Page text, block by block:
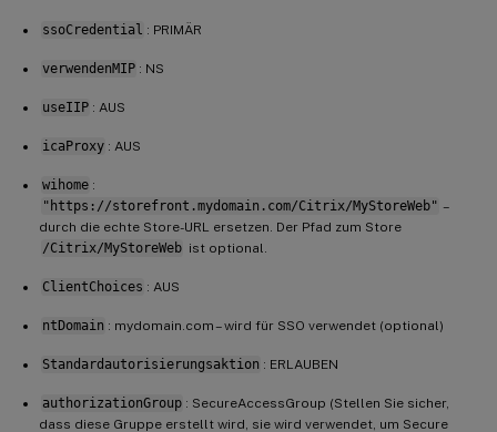
ssoCredential : PRIMÄR
verwendenMIP : NS
useIIP : AUS
icaProxy : AUS
wihome :
"https://storefront.mydomain.com/Citrix/MyStoreWeb" –
durch die echte Store-URL ersetzen. Der Pfad zum Store
/Citrix/MyStoreWeb ist optional.
ClientChoices : AUS
ntDomain : mydomain.com – wird für SSO verwendet (optional)
Standardautorisierungsaktion : ERLAUBEN
authorizationGroup : SecureAccessGroup (Stellen Sie sicher,
dass diese Gruppe erstellt wird, sie wird verwendet, um Secure